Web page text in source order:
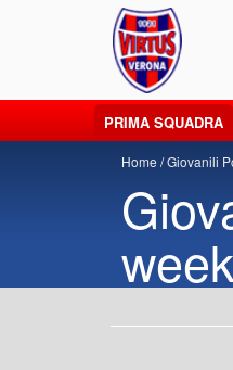
trasporto, smaltimento e recupero di
PRIMA SQUADRA
Home Giovanili